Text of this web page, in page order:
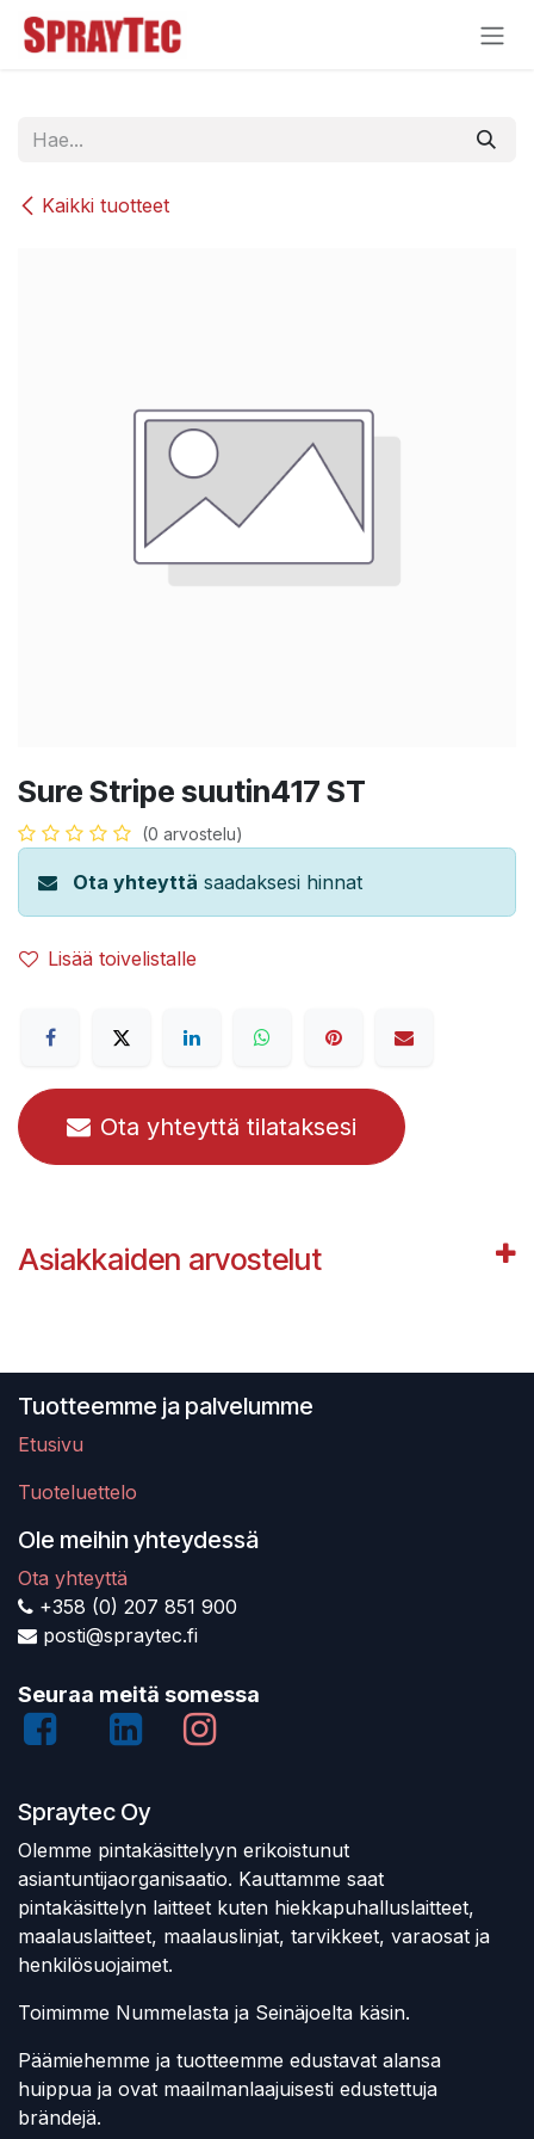
Siirry sisältöön
Kaikki tuotteet
Sure Stripe suutin417 ST
(0 arvostelu)
Ota yhteyttä saadaksesi hinnat
Lisää toivelistalle
Ota yhteyttä tilataksesi
Asiakkaiden arvostelut
Tuotteemme ja palvelumme
Etusivu
Tuoteluettelo
Ole meihin yhteydessä
Ota yhteyttä
+358 (0) 207 851 900
posti@spraytec.fi
Seuraa meitä somessa
Spraytec Oy
Olemme pintakäsittelyyn erikoistunut
asiantuntijaorganisaatio. Kauttamme saat
pintakäsittelyn laitteet kuten hiekkapuhalluslaitteet,
maalauslaitteet, maalauslinjat, tarvikkeet, varaosat ja
henkilösuojaimet.
Toimimme Nummelasta ja Seinäjoelta käsin.
Päämiehemme ja tuotteemme edustavat alansa
huippua ja ovat maailmanlaajuisesti edustettuja
brändejä.